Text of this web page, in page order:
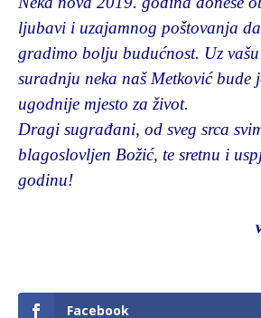
ljubavi i uzajamnog poštovanja
gradimo bolju budućnost. Uz
suradnju neka naš Metković bude
ugodnije mjesto za život.
Dragi sugrađani, od sveg srca
blagoslovljen Božić, te sretnu i
godinu!
Facebook